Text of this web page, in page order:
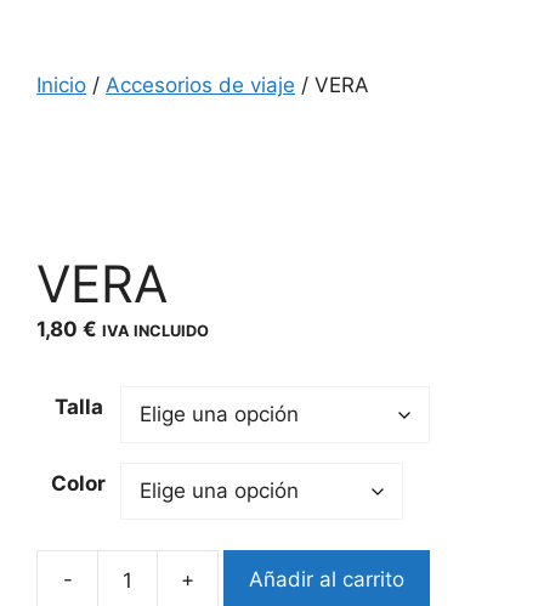
Inicio / Accesorios de viaje / VERA
VERA
1,80 € IVA INCLUIDO
Talla
Color
VERA
Añadir al carrito